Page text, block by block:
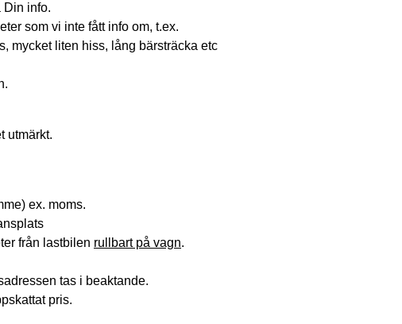
Din info.
som vi inte fått info om, t.ex.
mycket liten hiss, lång bärsträcka etc
utmärkt.
ex. moms.
från lastbilen rullbart på vagn.
tas i beaktande.
pris.